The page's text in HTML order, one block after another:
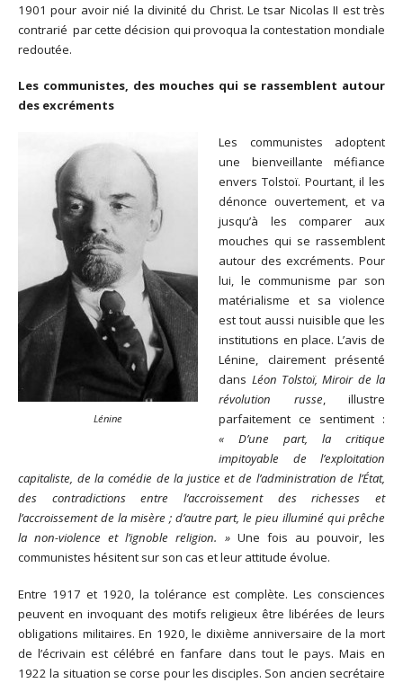
1901 pour avoir nié la divinité du Christ. Le tsar Nicolas II est très
contrarié par cette décision qui provoqua la contestation mondiale
redoutée.
Les communistes, des mouches qui se rassemblent autour
des excréments
Lénine
Les communistes adoptent
une bienveillante méfiance
envers Tolstoï. Pourtant, il les
dénonce ouvertement, et va
jusqu’à les comparer aux
mouches qui se rassemblent
autour des excréments. Pour
lui, le communisme par son
matérialisme et sa violence
est tout aussi nuisible que les
institutions en place. L’avis de
Lénine, clairement présenté
dans Léon Tolstoï, Miroir de la
révolution russe, illustre
parfaitement ce sentiment :
« D’une part, la critique
impitoyable de l’exploitation
capitaliste, de la comédie de la justice et de l’administration de l’État,
des contradictions entre l’accroissement des richesses et
l’accroissement de la misère ; d’autre part, le pieu illuminé qui prêche
la non-violence et l’ignoble religion. »Une fois au pouvoir, les
communistes hésitent sur son cas et leur attitude évolue.
Entre 1917 et 1920, la tolérance est complète. Les consciences
peuvent en invoquant des motifs religieux être libérées de leurs
obligations militaires. En 1920, le dixième anniversaire de la mort
de l’écrivain est célébré en fanfare dans tout le pays. Mais en
1922 la situation se corse pour les disciples. Son ancien secrétaire